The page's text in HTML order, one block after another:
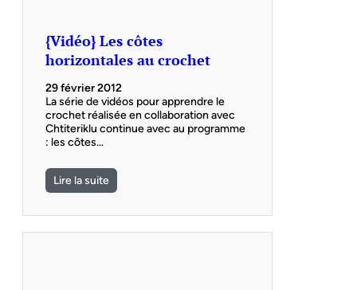
{Vidéo} Les côtes
horizontales au crochet
29 février 2012
La série de vidéos pour apprendre le
crochet réalisée en collaboration avec
Chtiteriklu continue avec au programme
: les côtes…
Lire la suite